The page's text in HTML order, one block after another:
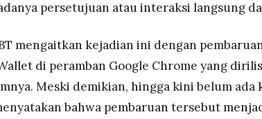
persetujuan atau interaksi langsung
mengaitkan kejadian ini dengan
di peramban Google Chrome yang
Meski demikian, hingga kini belum ada
bahwa pembaruan tersebut